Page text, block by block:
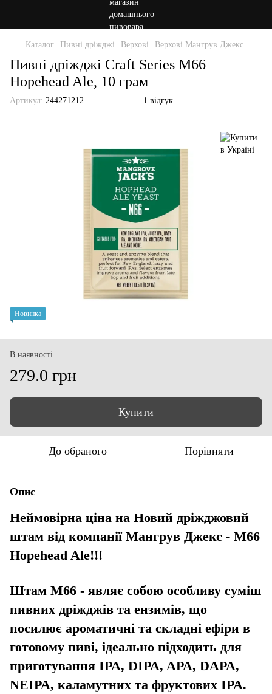
Каталог Пивні дріжджі Верхові Верхові Мангрув Джекс
Пивні дріжджі Craft Series M66
Hopehead Ale, 10 грам
Артикул: 244271212 1 відгук
Новинка
В наявності
279.0 грн
Купити
До обраного Порівняти
Опис
Неймовірна ціна на Новий дріжджовий
штам від компанії Мангрув Джекс - М66
Hopehead Ale!!!
Штам М66 - являє собою особливу суміш
пивних дріжджів та ензимів, що
посилює ароматичні та складні ефіри в
готовому пиві, ідеально підходить для
приготування IPA, DIPA, APA, DAPA,
NEIPA, каламутних та фруктових IPA.